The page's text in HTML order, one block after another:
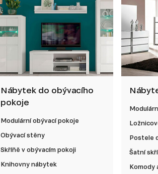
Nábytek do obývacího
pokoje
Modulární obývací pokoje
Obývací stěny
Skříňě v obývacím pokoji
Knihovny nábytek
Postele
Šatní
Komody